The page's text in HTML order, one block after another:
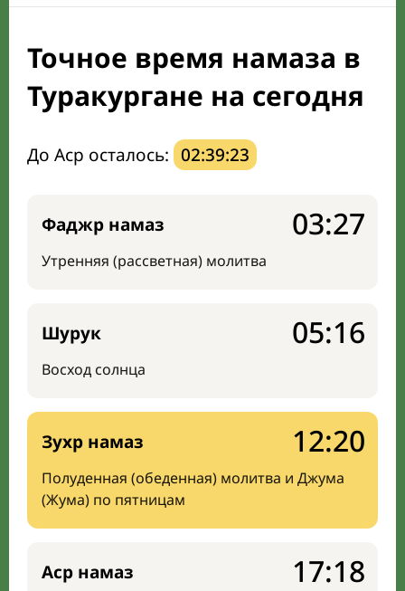
Календарь рамадана
Направление киблы
Точное время намаза в
Туракургане на сегодня
До Аср осталось: 02:39:22
Фаджр намаз
Утренняя (рассветная) молитва
03:27
Шурук
Восход солнца
05:16
Зухр намаз
Полуденная (обеденная) молитва и Джума
(Жума) по пятницам
12:20
Аср намаз 17:18